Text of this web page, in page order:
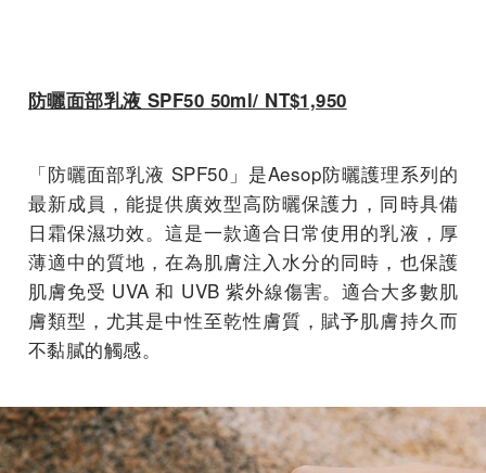
防曬面部乳液 SPF50 50ml/ NT$1,950
「防曬面部乳液 SPF50」是Aesop防曬護理系列的
最新成員，能提供廣效型高防曬保護力，同時具備
日霜保濕功效。這是一款適合日常使用的乳液，厚
薄適中的質地，在為肌膚注入水分的同時，也保護
肌膚免受 UVA 和 UVB 紫外線傷害。適合大多數肌
膚類型，尤其是中性至乾性膚質，賦予肌膚持久而
不黏膩的觸感。